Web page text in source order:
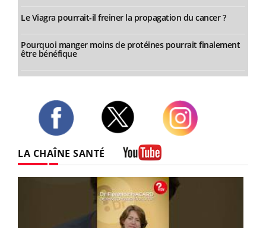
Le Viagra pourrait-il freiner la propagation du cancer ?
Pourquoi manger moins de protéines pourrait finalement
être bénéfique
LA CHAÎNE SANTÉ